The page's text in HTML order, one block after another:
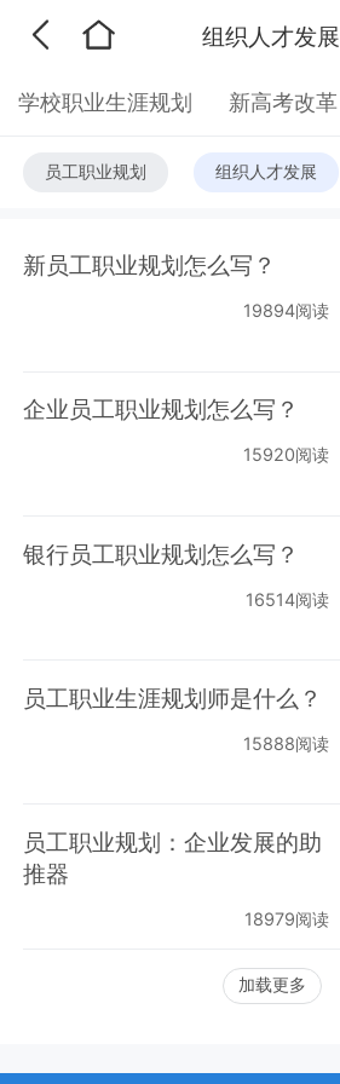
组织人才发展
学校职业生涯规划 新高考改革
员工职业规划 组织人才发展
新员工职业规划怎么写？
19894阅读
企业员工职业规划怎么写？
15920阅读
银行员工职业规划怎么写？
16514阅读
员工职业生涯规划师是什么？
15888阅读
员工职业规划：企业发展的助
推器
18979阅读
加载更多